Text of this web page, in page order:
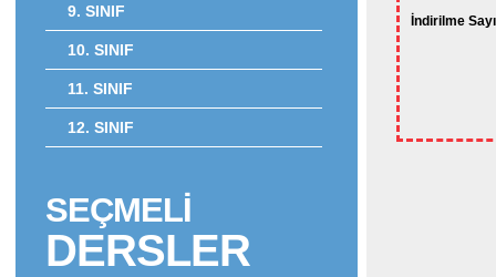
9. SINIF
10. SINIF
11. SINIF
12. SINIF
SEÇMELİ
DERSLER
İndirilme